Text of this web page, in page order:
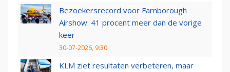
Bezoekersrecord voor Farnborough
Airshow: 41 procent meer dan de vorige
keer
30-07-2026, 9:30
KLM ziet resultaten verbeteren, maar